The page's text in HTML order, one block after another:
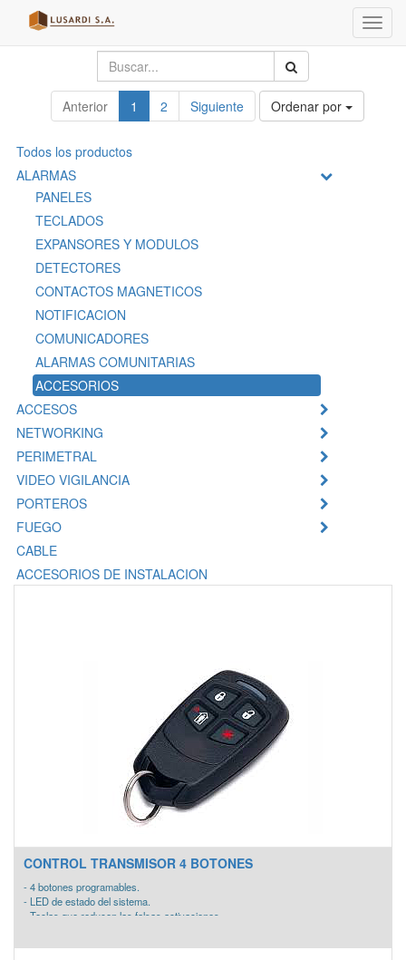
Menú
de
Anterior 1 2 Siguiente Ordenar por
Todos los productos
ALARMAS
PANELES
TECLADOS
EXPANSORES Y MODULOS
DETECTORES
CONTACTOS MAGNETICOS
NOTIFICACION
COMUNICADORES
ALARMAS COMUNITARIAS
ACCESORIOS
ACCESOS
NETWORKING
PERIMETRAL
VIDEO VIGILANCIA
PORTEROS
FUEGO
CABLE
ACCESORIOS DE INSTALACION
CONTROL TRANSMISOR 4 BOTONES
- 4 botones programables.
- LED de estado del sistema.
- Teclas que reducen las falsas activaciones.